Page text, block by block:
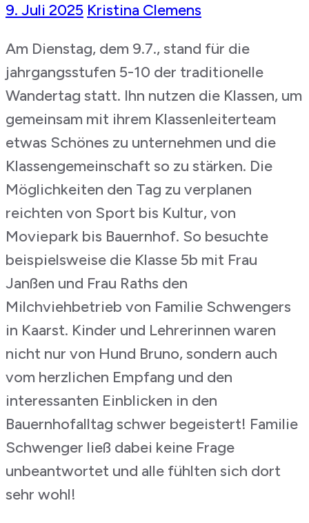
9. Juli 2025 Kristina Clemens
Am Dienstag, dem 9.7., stand für die
jahrgangsstufen 5-10 der traditionelle
Wandertag statt. Ihn nutzen die Klassen, um
gemeinsam mit ihrem Klassenleiterteam
etwas Schönes zu unternehmen und die
Klassengemeinschaft so zu stärken. Die
Möglichkeiten den Tag zu verplanen
reichten von Sport bis Kultur, von
Moviepark bis Bauernhof. So besuchte
beispielsweise die Klasse 5b mit Frau
Janßen und Frau Raths den
Milchviehbetrieb von Familie Schwengers
in Kaarst. Kinder und Lehrerinnen waren
nicht nur von Hund Bruno, sondern auch
vom herzlichen Empfang und den
interessanten Einblicken in den
Bauernhofalltag schwer begeistert! Familie
Schwenger ließ dabei keine Frage
unbeantwortet und alle fühlten sich dort
sehr wohl!